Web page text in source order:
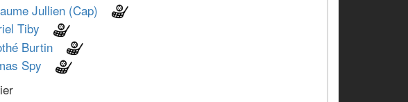
Jullien (Cap)
Tiby
Burtin
Spy